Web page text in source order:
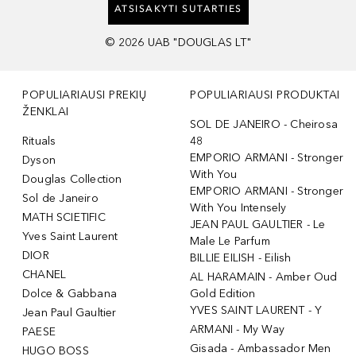
ATSISAKYTI SUTARTIES
© 2026 UAB "DOUGLAS LT"
POPULIARIAUSI PREKIŲ
ŽENKLAI
Rituals
Dyson
Douglas Collection
Sol de Janeiro
MATH SCIETIFIC
Yves Saint Laurent
DIOR
CHANEL
Dolce & Gabbana
Jean Paul Gaultier
PAESE
HUGO BOSS
POPULIARIAUSI PRODUKTAI
SOL DE JANEIRO - Cheirosa
48
EMPORIO ARMANI - Stronger
With You
EMPORIO ARMANI - Stronger
With You Intensely
JEAN PAUL GAULTIER - Le
Male Le Parfum
BILLIE EILISH - Eilish
AL HARAMAIN - Amber Oud
Gold Edition
YVES SAINT LAURENT - Y
ARMANI - My Way
Gisada - Ambassador Men